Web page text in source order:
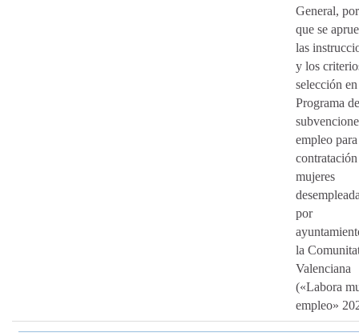
General,
que se
las
y los
selección
Programa de
empleo
mujeres
por
la
Valenciana
(«Labora
empleo»